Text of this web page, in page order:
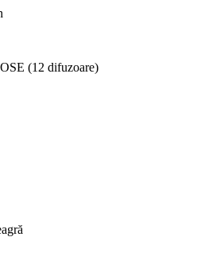
(12 difuzoare)